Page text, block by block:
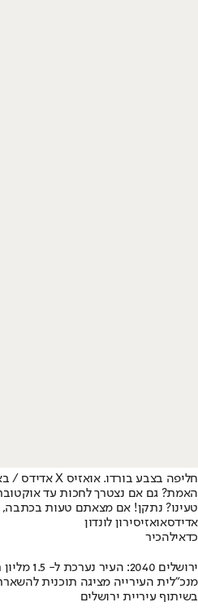
חליפה בצבע בורדו. אואזיס X אדידס / באדיבות אדידס
האמת? גם אם נצטרך לחכות עד
טעינו? נתקן! אם מצאתם טעות
אדידסאואזיסירון לונדון
כדאילהכיר
ירושלים 2040: העיר נערכת ל- 1.5 מליון תושבים
מנכ"לית העירייה מציגה תוכנית
בשיתוף עיריית ירושלים